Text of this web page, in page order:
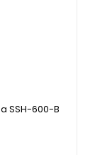
SSH-600-B